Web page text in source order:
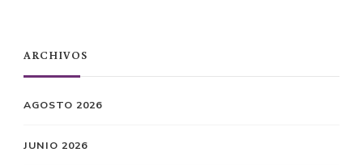
ARCHIVOS
AGOSTO 2026
JUNIO 2026